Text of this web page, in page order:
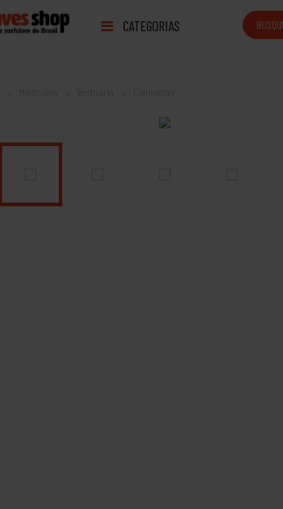
CATEGORIAS
Camisetas